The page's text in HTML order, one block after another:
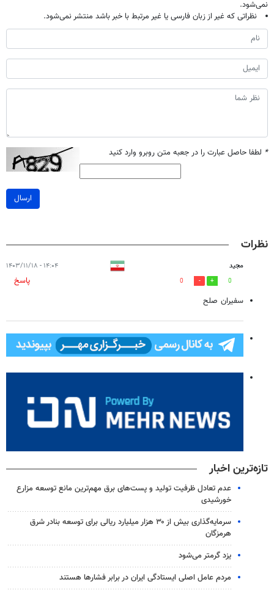
نمی‌شود.
نظراتی که غیر از زبان فارسی یا غیر مرتبط با خبر باشد منتشر نمی‌شود.
* لطفا حاصل عبارت را در جعبه متن روبرو وارد کنید
ارسال
نظرات
مجید ۱۴:۰۴ - ۱۴۰۳/۱۱/۱۸
0
0
پاسخ
سفیران صلح
تازه‌ترین اخبار
عدم تعادل ظرفیت تولید و پست‌های برق مهم‌ترین مانع توسعه مزارع
خورشیدی
سرمایه‌گذاری بیش از ۳۰ هزار میلیارد ریالی برای توسعه بنادر شرق
هرمزگان
یزد گرمتر می‌شود
مردم عامل اصلی ایستادگی ایران در برابر فشارها هستند